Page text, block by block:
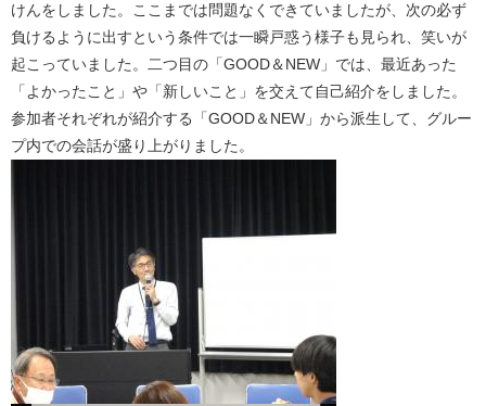
けんをしました。ここまでは問題なくできていましたが、次の必ず
負けるように出すという条件では一瞬戸惑う様子も見られ、笑いが
起こっていました。二つ目の「GOOD＆NEW」では、最近あった
「よかったこと」や「新しいこと」を交えて自己紹介をしました。
参加者それぞれが紹介する「GOOD＆NEW」から派生して、グルー
プ内での会話が盛り上がりました。